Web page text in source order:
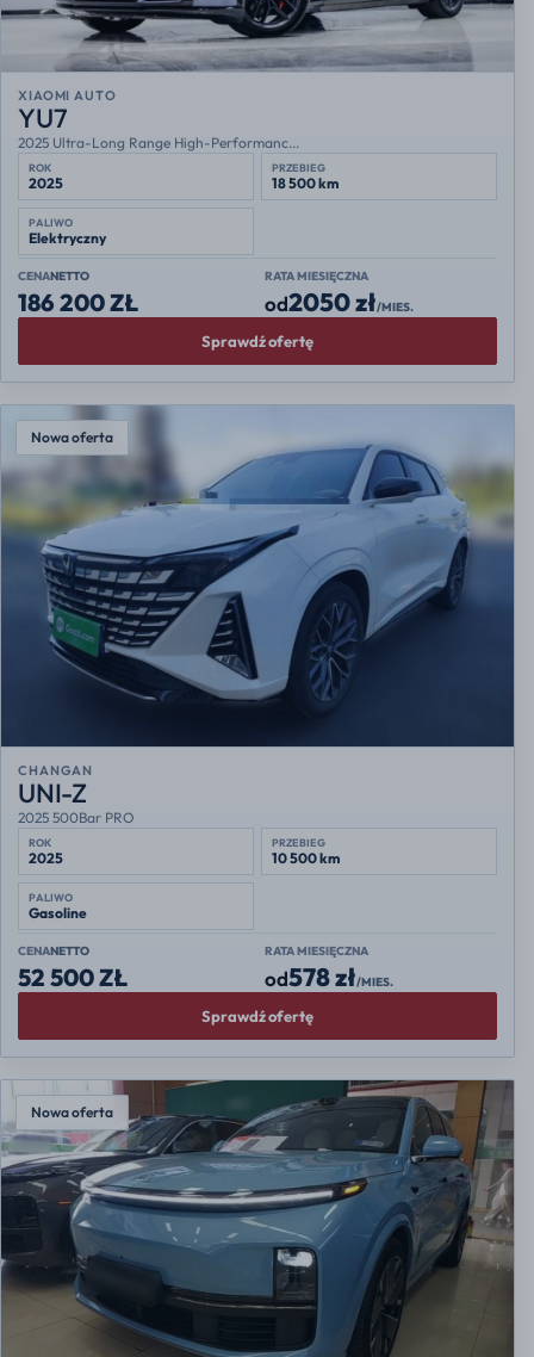
XIAOMI AUTO
YU7
2025 Ultra-Long Range High-Performanc...
ROK
2025
PRZEBIEG
18 500 km
PALIWO
Elektryczny
CENANETTO
186 200 ZŁ
RATA MIESIĘCZNA
od2050 zł/MIES.
Sprawdź ofertę
Nowa oferta
CHANGAN
UNI-Z
2025 500Bar PRO
ROK
2025
PRZEBIEG
10 500 km
PALIWO
Gasoline
CENANETTO
52 500 ZŁ
RATA MIESIĘCZNA
od578 zł/MIES.
Sprawdź ofertę
Nowa oferta